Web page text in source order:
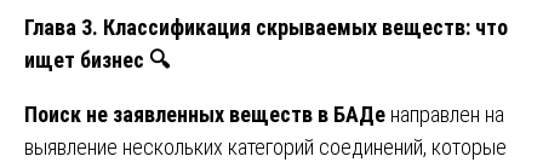
Глава 3. Классификация скрываемых веществ: что
ищет бизнес 🔍
Поиск не заявленных веществ в БАДе направлен на
выявление нескольких категорий соединений, которые